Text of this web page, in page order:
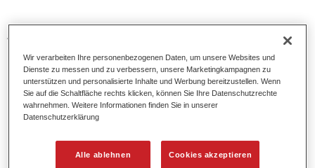
Additive zum Einfärben von Klarlacken. Sie sorgen für
Permasolid HS Klarlacken.
Produktmerkmale
In praktischen 100 ml Flaschen verpackt.
Wir verarbeiten Ihre personenbezogenen Daten, um unsere Websites und
Dienste zu messen und zu verbessern, unsere Marketingkampagnen zu
unterstützen und personalisierte Inhalte und Werbung bereitzustellen. Wenn
Sie auf die Schaltfläche rechts klicken, können Sie Ihre Datenschutzrechte
wahrnehmen. Weitere Informationen finden Sie in unserer
Datenschutzerklärung
Alle ablehnen Cookies akzeptieren